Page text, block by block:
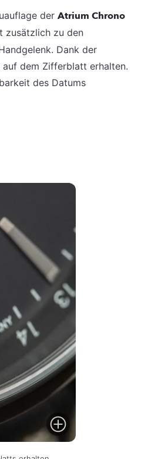
der Atrium Chrono
zusätzlich zu den
Dank der
dem Zifferblatt erhalten.
des Datums